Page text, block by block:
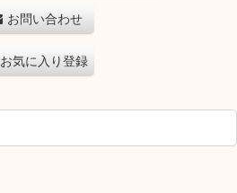
お問い合わせ
お気に入り登録